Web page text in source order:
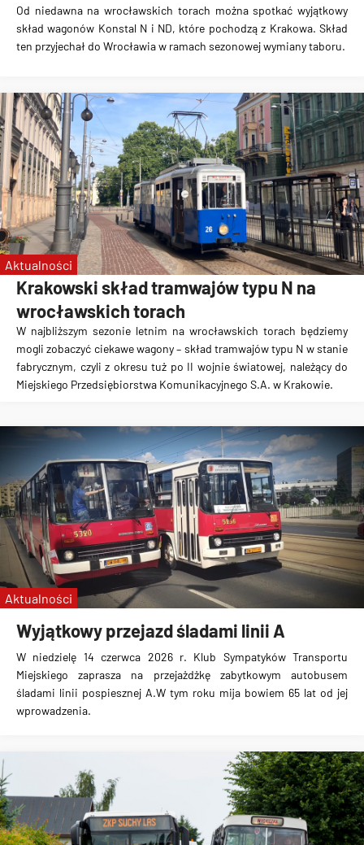
Od niedawna na wrocławskich torach można spotkać wyjątkowy
skład wagonów Konstal N i ND, które pochodzą z Krakowa. Skład
ten przyjechał do Wrocławia w ramach sezonowej wymiany taboru.
Krakowski skład tramwajów typu N na
wrocławskich torach
W najbliższym sezonie letnim na wrocławskich torach będziemy
mogli zobaczyć ciekawe wagony – skład tramwajów typu N w stanie
fabrycznym, czyli z okresu tuż po II wojnie światowej, należący do
Miejskiego Przedsiębiorstwa Komunikacyjnego S.A. w Krakowie.
Aktualności
Wyjątkowy przejazd śladami linii A
W niedzielę 14 czerwca 2026 r. Klub Sympatyków Transportu
Miejskiego zaprasza na przejażdżkę zabytkowym autobusem
śladami linii pospiesznej A.W tym roku mija bowiem 65 lat od jej
wprowadzenia.
Aktualności